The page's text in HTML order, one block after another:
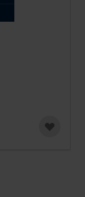
Aufenthalts-
about